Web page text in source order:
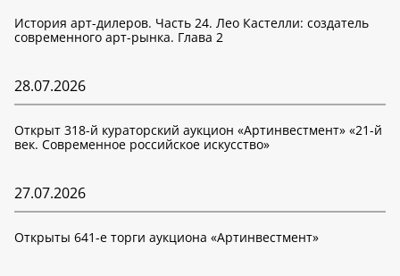
История арт-дилеров. Часть 24. Лео Кастелли: создатель
современного арт-рынка. Глава 2
28.07.2026
Открыт 318-й кураторский аукцион «Артинвестмент» «21-й
век. Современное российское искусство»
27.07.2026
Открыты 641-е торги аукциона «Артинвестмент»